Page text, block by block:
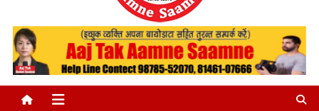
Aaj Tak Aamne Saamne.com